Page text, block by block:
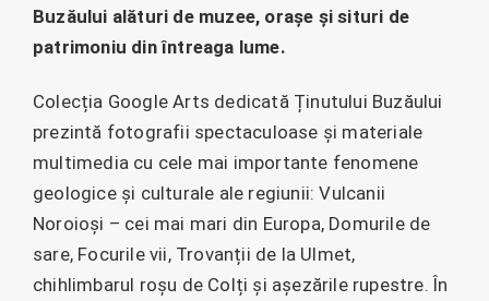
Buzăului alături de muzee, orașe și situri de
patrimoniu din întreaga lume.
Colecția Google Arts dedicată Ținutului Buzăului
prezintă fotografii spectaculoase și materiale
multimedia cu cele mai importante fenomene
geologice și culturale ale regiunii: Vulcanii
Noroioși – cei mai mari din Europa, Domurile de
sare, Focurile vii, Trovanții de la Ulmet,
chihlimbarul roșu de Colți și așezările rupestre. În